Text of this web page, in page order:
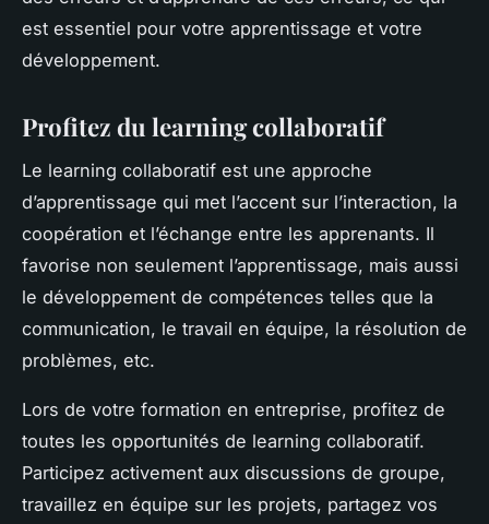
est essentiel pour votre apprentissage et votre
développement.
Profitez du learning collaboratif
Le learning collaboratif est une approche
d’apprentissage qui met l’accent sur l’interaction, la
coopération et l’échange entre les apprenants. Il
favorise non seulement l’apprentissage, mais aussi
le développement de compétences telles que la
communication, le travail en équipe, la résolution de
problèmes, etc.
Lors de votre formation en entreprise, profitez de
toutes les opportunités de learning collaboratif.
Participez activement aux discussions de groupe,
travaillez en équipe sur les projets, partagez vos